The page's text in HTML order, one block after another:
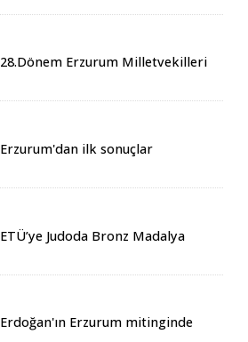
28.Dönem Erzurum Milletvekilleri
Erzurum'dan ilk sonuçlar
ETÜ’ye Judoda Bronz Madalya
Erdoğan'ın Erzurum mitinginde